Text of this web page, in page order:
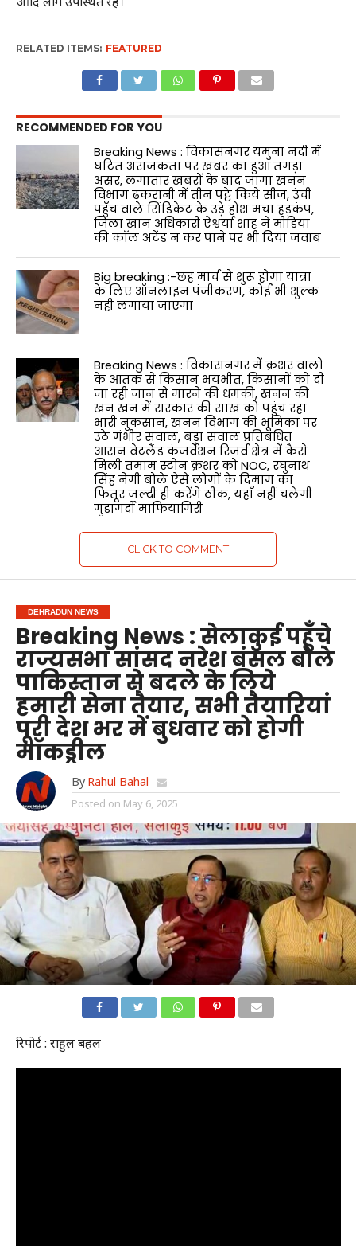
RELATED ITEMS: FEATURED
RECOMMENDED FOR YOU
Breaking News : विकासनगर यमुना नदी में
घटित अराजकता पर खबर का हुआ तगड़ा
असर, लगातार खबरों के बाद जागा खनन
विभाग ढकरानी में तीन पट्टे किये सीज, उंची
पहुँच वाले सिंडिकेट के उड़े होश मचा हड़कंप,
जिला खान अधिकारी ऐश्वर्या शाह ने मीडिया
की काॅल अटेंड न कर पाने पर भी दिया जवाब
Big breaking :-छह मार्च से शुरू होगा यात्रा
के लिए ऑनलाइन पंजीकरण, कोई भी शुल्क
नहीं लगाया जाएगा
Breaking News : विकासनगर में क्रशर वालो
के आतंक से किसान भयभीत, किसानों को दी
जा रही जान से मारने की धमकी, खनन की
खन खन में सरकार की साख को पहुंच रहा
भारी नुकसान, खनन विभाग की भूमिका पर
उठे गंभीर सवाल, बड़ा सवाल प्रतिबंधित
आसन वेटलैंड कंजर्वेशन रिजर्व क्षेत्र में कैसे
मिली तमाम स्टोन क्रशर को NOC, रघुनाथ
सिंह नेगी बोले ऐसे लोगों के दिमाग का
फितूर जल्दी ही करेंगे ठीक, यहाँ नहीं चलेगी
गुंडागर्दी माफियागिरी
CLICK TO COMMENT
DEHRADUN NEWS
Breaking News : सेलाकुई पहुँचे
राज्यसभा सांसद नरेश बंसल बोले
पाकिस्तान से बदले के लिये
हमारी सेना तैयार, सभी तैयारियां
पूरी देश भर में बुधवार को होगी
माॅकड्रील
By Rahul Bahal
Posted on May 6, 2025
रिपोर्ट : राहुल बहल